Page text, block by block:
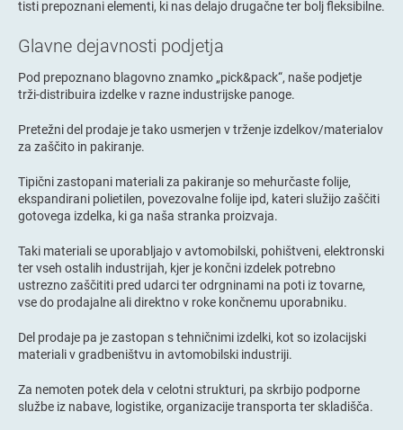
tisti prepoznani elementi, ki nas delajo drugačne ter bolj fleksibilne.
Glavne dejavnosti podjetja
Pod prepoznano blagovno znamko „pick&pack“, naše podjetje
trži-distribuira izdelke v razne industrijske panoge.
Pretežni del prodaje je tako usmerjen v trženje izdelkov/materialov
za zaščito in pakiranje.
Tipični zastopani materiali za pakiranje so mehurčaste folije,
ekspandirani polietilen, povezovalne folije ipd, kateri služijo zaščiti
gotovega izdelka, ki ga naša stranka proizvaja.
Taki materiali se uporabljajo v avtomobilski, pohištveni, elektronski
ter vseh ostalih industrijah, kjer je končni izdelek potrebno
ustrezno zaščititi pred udarci ter odrgninami na poti iz tovarne,
vse do prodajalne ali direktno v roke končnemu uporabniku.
Del prodaje pa je zastopan s tehničnimi izdelki, kot so izolacijski
materiali v gradbeništvu in avtomobilski industriji.
Za nemoten potek dela v celotni strukturi, pa skrbijo podporne
službe iz nabave, logistike, organizacije transporta ter skladišča.